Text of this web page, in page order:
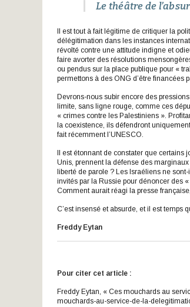
Le théâtre de
Il est tout à fait légitime de critiquer la
délégitimation dans les instances
révolté contre une attitude indigne et
faire avorter des résolutions
ou pendus sur la place publique pour «
permettons à des ONG d’être financées
Devrons-nous subir encore des
limite, sans ligne rouge, comme ces
« crimes contre les Palestiniens ».
la coexistence, ils défendront
fait récemment l’UNESCO.
Il est étonnant de constater que certains
Unis, prennent la défense des
liberté de parole ? Les Israéliens ne
invités par la Russie pour dénoncer des
Comment aurait réagi la presse
C’est insensé et absurde, et il est temps
Freddy Eytan
Pour citer cet article :
Freddy Eytan, « Ces mouchards au
mouchards-au-service-de-la-